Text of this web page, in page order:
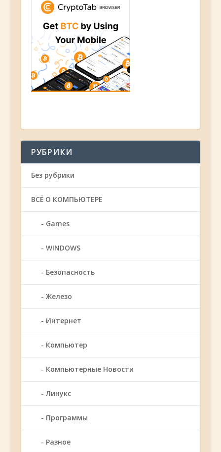
РУБРИКИ
Без рубрики
ВСЁ О КОМПЬЮТЕРЕ
Games
WINDOWS
Безопасность
Железо
Интернет
Компьютер
Компьютерные Новости
Линукс
Программы
Разное